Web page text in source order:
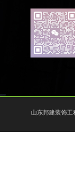
山东邦建装饰